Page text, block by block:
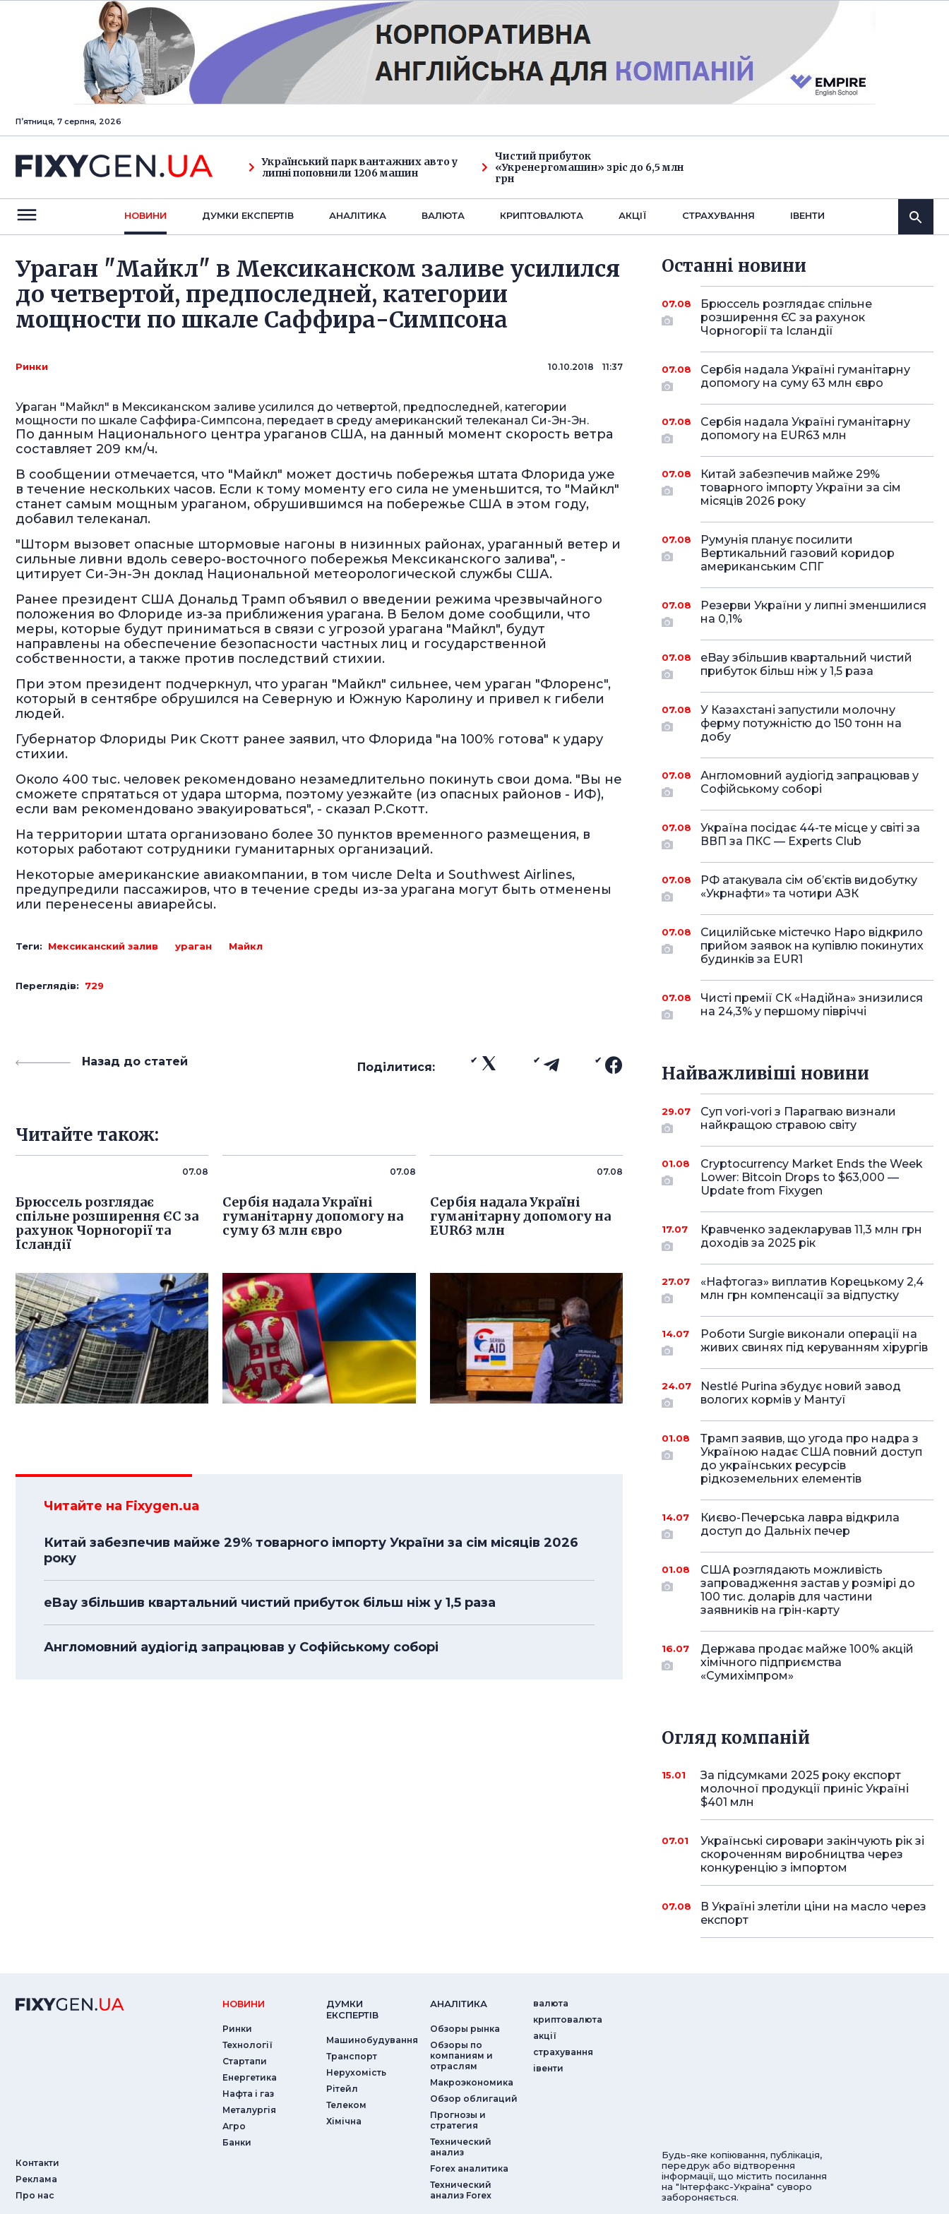
Пʼятниця, 7 серпня, 2026
Український парк вантажних авто у
липні поповнили 1206 машин
Чистий прибуток
«Укренергомашин» зріс до 6,5 млн
грн
НОВИНИ ДУМКИ ЕКСПЕРТIВ АНАЛIТИКА ВАЛЮТА КРИПТОВАЛЮТА АКЦІЇ СТРАХУВАННЯ IВЕНТИ
Ураган "Майкл" в Мексиканском заливе усилился
до четвертой, предпоследней, категории
мощности по шкале Саффира-Симпсона
Ринки 10.10.2018 11:37
Ураган "Майкл" в Мексиканском заливе усилился до четвертой, предпоследней, категории
мощности по шкале Саффира-Симпсона, передает в среду американский телеканал Си-Эн-Эн.
По данным Национального центра ураганов США, на данный момент скорость ветра
составляет 209 км/ч.
В сообщении отмечается, что "Майкл" может достичь побережья штата Флорида уже
в течение нескольких часов. Если к тому моменту его сила не уменьшится, то "Майкл"
станет самым мощным ураганом, обрушившимся на побережье США в этом году,
добавил телеканал.
"Шторм вызовет опасные штормовые нагоны в низинных районах, ураганный ветер и
сильные ливни вдоль северо-восточного побережья Мексиканского залива", -
цитирует Си-Эн-Эн доклад Национальной метеорологической службы США.
Ранее президент США Дональд Трамп объявил о введении режима чрезвычайного
положения во Флориде из-за приближения урагана. В Белом доме сообщили, что
меры, которые будут приниматься в связи с угрозой урагана "Майкл", будут
направлены на обеспечение безопасности частных лиц и государственной
собственности, а также против последствий стихии.
При этом президент подчеркнул, что ураган "Майкл" сильнее, чем ураган "Флоренс",
который в сентябре обрушился на Северную и Южную Каролину и привел к гибели
людей.
Губернатор Флориды Рик Скотт ранее заявил, что Флорида "на 100% готова" к удару
стихии.
Около 400 тыс. человек рекомендовано незамедлительно покинуть свои дома. "Вы не
сможете спрятаться от удара шторма, поэтому уезжайте (из опасных районов - ИФ),
если вам рекомендовано эвакуироваться", - сказал Р.Скотт.
На территории штата организовано более 30 пунктов временного размещения, в
которых работают сотрудники гуманитарных организаций.
Некоторые американские авиакомпании, в том числе Delta и Southwest Airlines,
предупредили пассажиров, что в течение среды из-за урагана могут быть отменены
или перенесены авиарейсы.
Теги: Мексиканский залив ураган Майкл
Переглядів: 729
Назад до статей Поділитися:
Читайте також:
07.08
Брюссель розглядає
спільне розширення ЄС за
рахунок Чорногорії та
Ісландії
07.08
Сербія надала Україні
гуманітарну допомогу на
суму 63 млн євро
07.08
Сербія надала Україні
гуманітарну допомогу на
EUR63 млн
Читайте на Fixygen.ua
Китай забезпечив майже 29% товарного імпорту України за сім місяців 2026
року
eBay збільшив квартальний чистий прибуток більш ніж у 1,5 раза
Англомовний аудіогід запрацював у Софійському соборі
Останнi новини
07.08
Брюссель розглядає спільне
розширення ЄС за рахунок
Чорногорії та Ісландії
07.08
Сербія надала Україні гуманітарну
допомогу на суму 63 млн євро
07.08
Сербія надала Україні гуманітарну
допомогу на EUR63 млн
07.08
Китай забезпечив майже 29%
товарного імпорту України за сім
місяців 2026 року
07.08
Румунія планує посилити
Вертикальний газовий коридор
американським СПГ
07.08
Резерви України у липні зменшилися
на 0,1%
07.08
eBay збільшив квартальний чистий
прибуток більш ніж у 1,5 раза
07.08
У Казахстані запустили молочну
ферму потужністю до 150 тонн на
добу
07.08
Англомовний аудіогід запрацював у
Софійському соборі
07.08
Україна посідає 44-те місце у світі за
ВВП за ПКС — Experts Club
07.08
РФ атакувала сім об’єктів видобутку
«Укрнафти» та чотири АЗК
07.08
Сицилійське містечко Наро відкрило
прийом заявок на купівлю покинутих
будинків за EUR1
07.08
Чисті премії СК «Надійна» знизилися
на 24,3% у першому півріччі
Найважливіші новини
29.07
Суп vori-vori з Парагваю визнали
найкращою стравою світу
01.08
Cryptocurrency Market Ends the Week
Lower: Bitcoin Drops to $63,000 —
Update from Fixygen
17.07
Кравченко задекларував 11,3 млн грн
доходів за 2025 рік
27.07
«Нафтогаз» виплатив Корецькому 2,4
млн грн компенсації за відпустку
14.07
Роботи Surgie виконали операції на
живих свинях під керуванням хірургів
24.07
Nestlé Purina збудує новий завод
вологих кормів у Мантуї
01.08
Трамп заявив, що угода про надра з
Україною надає США повний доступ
до українських ресурсів
рідкоземельних елементів
14.07
Києво-Печерська лавра відкрила
доступ до Дальніх печер
01.08
США розглядають можливість
запровадження застав у розмірі до
100 тис. доларів для частини
заявників на грін-карту
16.07
Держава продає майже 100% акцій
хімічного підприємства
«Сумихімпром»
Огляд компаній
15.01
За підсумками 2025 року експорт
молочної продукції приніс Україні
$401 млн
07.01
Українські сировари закінчують рік зі
скороченням виробництва через
конкуренцію з імпортом
07.08
В Україні злетіли ціни на масло через
експорт
Контакти
Реклама
Про нас
НОВИНИ
Ринки
Технології
Стартапи
Енергетика
Нафта і газ
Металургія
Агро
Банки
ДУМКИ
ЕКСПЕРТIВ
Машинобудування
Транспорт
Нерухомість
Рітейл
Телеком
Хімічна
АНАЛIТИКА
Обзоры рынка
Обзоры по
компаниям и
отраслям
Макроэкономика
Обзор облигаций
Прогнозы и
стратегия
Технический
анализ
Forex аналитика
Технический
анализ Forex
валюта
криптовалюта
акції
страхування
iвенти
Будь-яке копіювання, публікація,
передрук або відтворення
інформації, що містить посилання
на "Інтерфакс-Україна" суворо
забороняється.